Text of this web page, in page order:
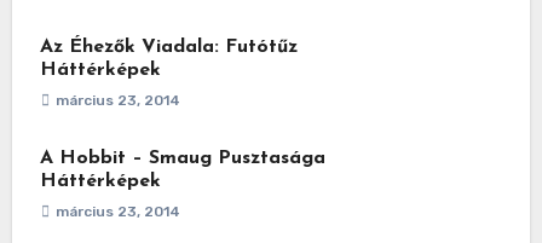
Az Éhezők Viadala: Futótűz
Háttérképek
március 23, 2014
A Hobbit – Smaug Pusztasága
Háttérképek
március 23, 2014